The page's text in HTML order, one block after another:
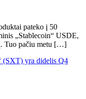
pateko į 50
„Stablecoin“ USDE,
Tuo pačiu metu […]